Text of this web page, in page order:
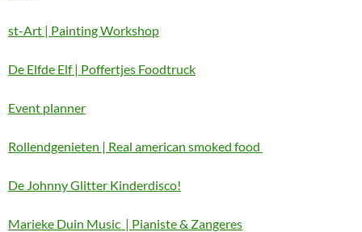
st-Art | Painting Workshop
De Elfde Elf | Poffertjes Foodtruck
Event planner
Rollendgenieten | Real american smoked food
De Johnny Glitter Kinderdisco!
Marieke Duin Music | Pianiste & Zangeres